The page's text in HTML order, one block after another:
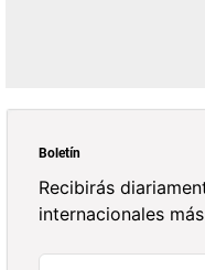
Boletín
Recibirás
internacionales